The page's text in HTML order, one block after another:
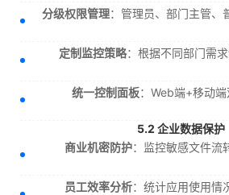
分级权限管理：管理员、部门主管、
定制监控策略：根据不同部门需
统一控制面板：Web端+移动
5.2 企业数据保护
商业机密防护：监控敏感文件流
员工效率分析：统计应用使用情